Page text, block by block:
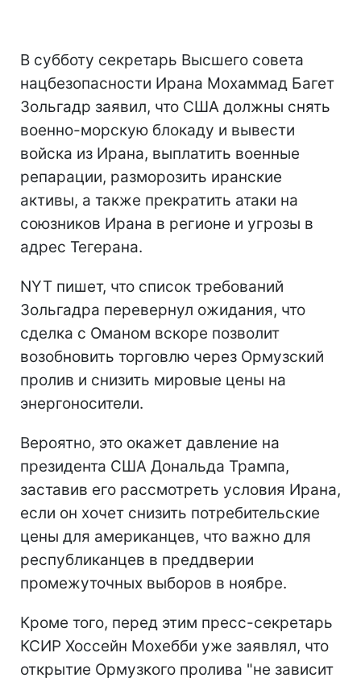
В субботу секретарь Высшего совета
нацбезопасности Ирана Мохаммад Багет
Зольгадр заявил, что США должны снять
военно-морскую блокаду и вывести
войска из Ирана, выплатить военные
репарации, разморозить иранские
активы, а также прекратить атаки на
союзников Ирана в регионе и угрозы в
адрес Тегерана.
NYT пишет, что список требований
Зольгадра перевернул ожидания, что
сделка с Оманом вскоре позволит
возобновить торговлю через Ормузский
пролив и снизить мировые цены на
энергоносители.
Вероятно, это окажет давление на
президента США Дональда Трампа,
заставив его рассмотреть условия Ирана,
если он хочет снизить потребительские
цены для американцев, что важно для
республиканцев в преддверии
промежуточных выборов в ноябре.
Кроме того, перед этим пресс-секретарь
КСИР Хоссейн Мохебби уже заявлял, что
открытие Ормузкого пролива "не зависит